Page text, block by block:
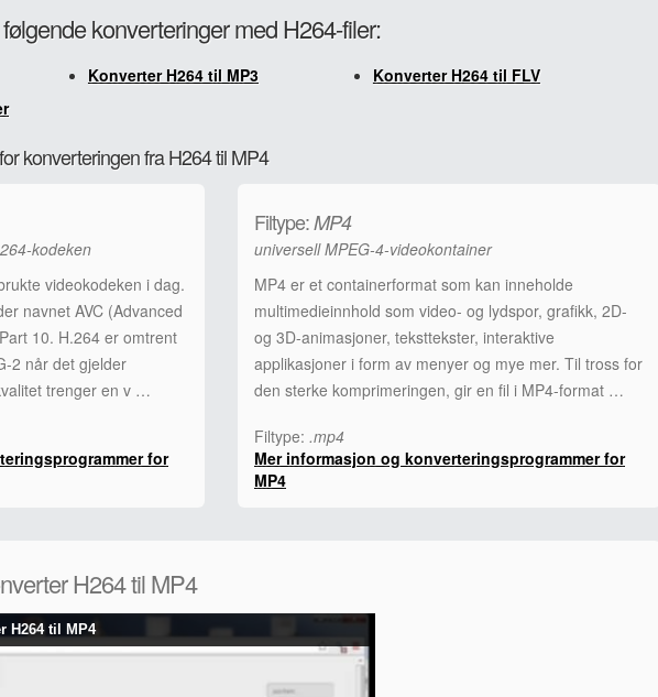
konverteringer med H264-filer:
Konverter H264 til MP3
Konverter H264 til FLV
konverteringen fra H264 til MP4
kodeken
videokodeken i dag.
navnet AVC (Advanced
10. H.264 er omtrent
2 når det gjelder
trenger en v …
for
Filtype:MP4
universell MPEG-4-videokontainer
MP4 er et containerformat som kan inneholde
multimedieinnhold som video- og lydspor, grafikk, 2D-
og 3D-animasjoner, teksttekster, interaktive
applikasjoner i form av menyer og mye mer. Til tross for
den sterke komprimeringen, gir en fil i MP4-format …
Filtype: .mp4
Mer informasjon og konverteringsprogrammer for
MP4
H264 til MP4
H264 til MP4